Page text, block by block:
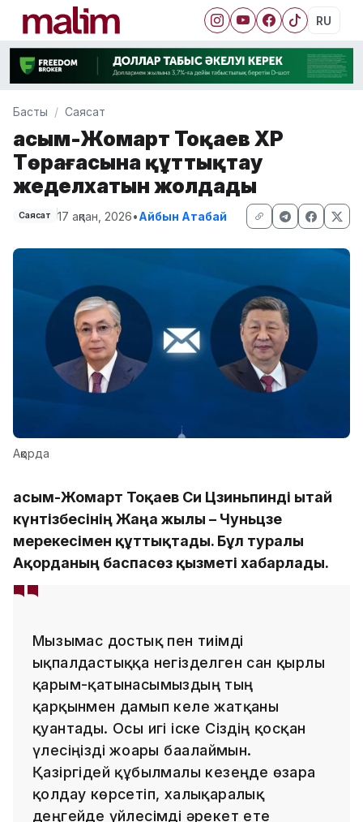
RU
Басты Саясат
Қасым-Жомарт Тоқаев ҚХР
Төрағасына құттықтау
жеделхатын жолдады
Саясат 17 ақпан, 2026•Айбын Атабай
Ақорда
Қасым-Жомарт Тоқаев Си Цзиньпинді Қытай
күнтізбесінің Жаңа жылы – Чуньцзе
мерекесімен құттықтады. Бұл туралы
Ақорданың баспасөз қызметі хабарлады.
Мызғымас достық пен тиімді
ықпалдастыққа негізделген сан қырлы
қарым-қатынасымыздың тың
қарқынмен дамып келе жатқаны
қуантады. Осы игі іске Сіздің қосқан
үлесіңізді жоғары бағалаймын.
Қазіргідей құбылмалы кезеңде өзара
қолдау көрсетіп, халықаралық
деңгейде үйлесімді әрекет ете